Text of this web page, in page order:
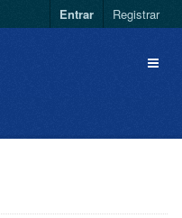
Entrar Registrar